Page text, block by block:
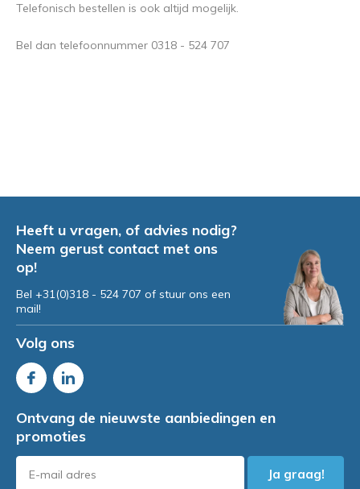
Telefonisch bestellen is ook altijd mogelijk.
Bel dan telefoonnummer 0318 - 524 707
Heeft u vragen, of advies nodig?
Neem gerust contact met ons
op!
Bel +31(0)318 - 524 707 of stuur ons een
mail!
Volg ons
Ontvang de nieuwste aanbiedingen en
promoties
Ja graag!